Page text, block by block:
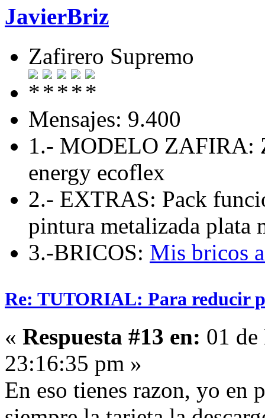
JavierBriz
Zafirero Supremo
Mensajes: 9.400
1.- MODELO ZAFIRA:
energy ecoflex
2.- EXTRAS: Pack
pintura metalizada plata
3.-BRICOS: Mis bricos
Re: TUTORIAL: Para reducir
« Respuesta #13 en: 01
23:16:35 pm »
En eso tienes razon, yo en